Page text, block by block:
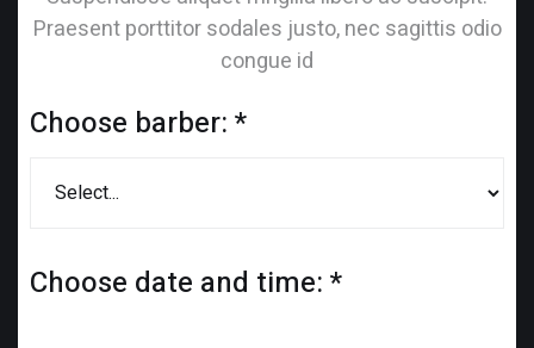
Praesent porttitor sodales justo, nec sagittis odio
congue id
Choose barber: *
Choose date and time: *